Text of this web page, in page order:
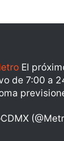
El
de 7:00 a